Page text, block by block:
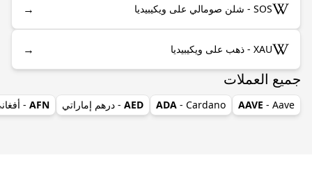
SOS - شلن صومالي على ويكيبيديا →
XAU - ذهب على ويكيبيديا →
جميع العملات
AAVE - Aave
ADA - Cardano
AED - درهم إماراتي AFN
-